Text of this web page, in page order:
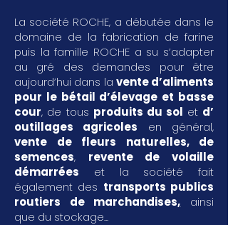
La société ROCHE, a débutée dans le
domaine de la fabrication de farine
puis la famille ROCHE a su s’adapter
au gré des demandes pour être
aujourd’hui dans la vente d’aliments
pour le bétail d’élevage et basse
cour, de tous produits du sol et d’
outillages agricoles en général,
vente de fleurs naturelles, de
semences, revente de volaille
démarrées et la société fait
également des transports publics
routiers de marchandises, ainsi
que du stockage...